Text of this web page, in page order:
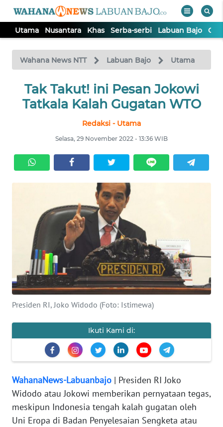
Utama Nusantara Khas Serba-serbi Labuan Bajo
Wahana News NTT Labuan Bajo Utama
Tak Takut! ini Pesan Jokowi
Tatkala Kalah Gugatan WTO
Redaksi - Utama
Selasa, 29 November 2022 - 13:36 WIB
Presiden RI, Joko Widodo (Foto: Istimewa)
Ikuti Kami di:
WahanaNews-Labuanbajo | Presiden RI Joko
Widodo atau Jokowi memberikan pernyataan tegas,
meskipun Indonesia tengah kalah gugatan oleh
Uni Eropa di Badan Penyelesaian Sengketa atau
TV
Tutup
UTAMA
SERBA-
SERBI
OPINI
Informasi
BERITA
IKLAN
TENTANG
KAMI